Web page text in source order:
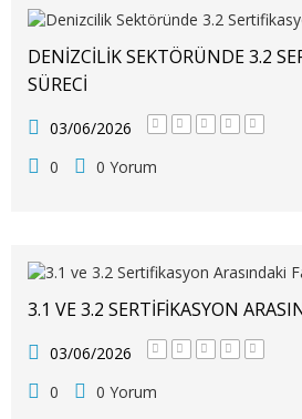
DENIZCILIK SEKTÖRÜNDE 3.2
SÜRECI
03/06/2026
0
0 Yorum
3.1 VE 3.2 SERTIFIKASYON
03/06/2026
0
0 Yorum